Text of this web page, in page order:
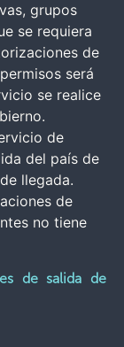
grupos
se requiera
de
será
se realice
de
del país de
llegada.
de
no tiene
de salida de